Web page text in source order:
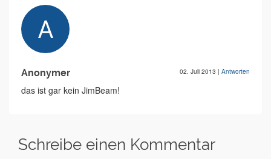
Anonymer 02. Juli 2013 | Antworten
das ist gar kein JimBeam!
Schreibe einen Kommentar